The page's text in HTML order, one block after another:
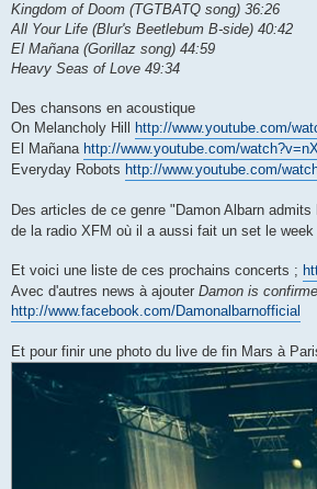
Kingdom of Doom (TGTBATQ song) 36:26
All Your Life (Blur's Beetlebum B-side) 40:42
El Mañana (Gorillaz song) 44:59
Heavy Seas of Love 49:34
Des chansons en acoustique
On Melancholy Hill
http://www.youtube.com/
El Mañana http://www.youtube.com/
Everyday Robots http://www.youtube.com/
Des articles de ce genre "Damon Albarn
de la radio XFM où il a aussi fait un set le week
Et voici une liste de ces prochains concerts ;
Avec d'autres news à ajouter Damon is
http://www.facebook.com/Damonalbarnofficial
Et pour finir une photo du live de fin Mars à